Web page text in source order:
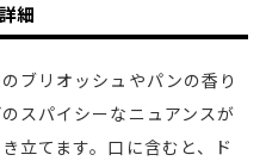
細
ブリオッシュやパンの香り
スパイシーなニュアンスが
立てます。口に含むと、ド